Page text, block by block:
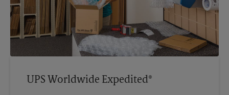
UPS Worldwide Expedited®